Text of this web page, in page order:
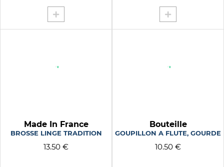
Made In France
BROSSE LINGE TRADITION
13.50 €
Bouteille
GOUPILLON A FLUTE, GOURDE
10.50 €